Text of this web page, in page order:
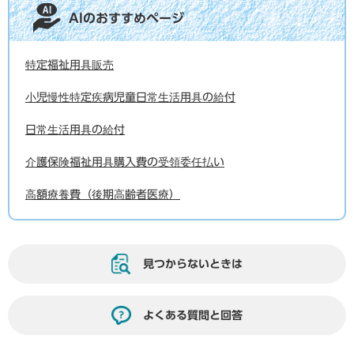
AIのおすすめページ
特定福祉用具販売
小児慢性特定疾病児童日常生活用具の給付
日常生活用具の給付
介護保険福祉用具購入費の受領委任払い
高額療養費（後期高齢者医療）
見つからないときは
よくある質問と回答